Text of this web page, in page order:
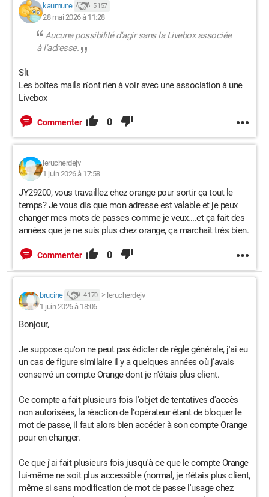
kaumune 5 157
28 mai 2026 à 11:28
Aucune possibilité d'agir sans la Livebox associée
à l'adresse.
Slt
Les boites mails n'ont rien à voir avec une association à une
Livebox
Commenter 0
lerucherdejv
1 juin 2026 à 17:58
JY29200, vous travaillez chez orange pour sortir ça tout le
temps? Je vous dis que mon adresse est valable et je peux
changer mes mots de passes comme je veux....et ça fait des
années que je ne suis plus chez orange, ça marchait très bien.
Commenter 0
brucine 4 170 > lerucherdejv
1 juin 2026 à 18:06
Bonjour,
Je suppose qu'on ne peut pas édicter de règle générale, j'ai eu
un cas de figure similaire il y a quelques années où j'avais
conservé un compte Orange dont je n'étais plus client.
Ce compte a fait plusieurs fois l'objet de tentatives d'accès
non autorisées, la réaction de l'opérateur étant de bloquer le
mot de passe, il faut alors bien accéder à son compte Orange
pour en changer.
Ce que j'ai fait plusieurs fois jusqu'à ce que le compte Orange
lui-même ne soit plus accessible (normal, je n'étais plus client,
même si sans modification de mot de passe l'usage chez